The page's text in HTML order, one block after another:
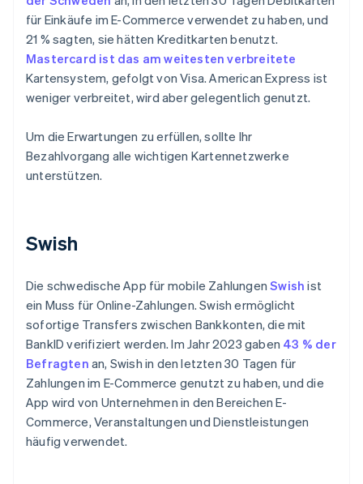
für Einkäufe im E-Commerce verwendet zu haben, und
21 % sagten, sie hätten Kreditkarten benutzt.
Mastercard ist das am weitesten verbreitete
Kartensystem, gefolgt von Visa. American Express ist
weniger verbreitet, wird aber gelegentlich genutzt.
Um die Erwartungen zu erfüllen, sollte Ihr
Bezahlvorgang alle wichtigen Kartennetzwerke
unterstützen.
Swish
Die schwedische App für mobile ZahlungenSwish ist
ein Muss für Online-Zahlungen. Swish ermöglicht
sofortige Transfers zwischen Bankkonten, die mit
BankID verifiziert werden. Im Jahr 2023 gaben 43 % der
Befragten an, Swish in den letzten 30 Tagen für
Zahlungen im E-Commerce genutzt zu haben, und die
App wird von Unternehmen in den Bereichen E-
Commerce, Veranstaltungen und Dienstleistungen
häufig verwendet.